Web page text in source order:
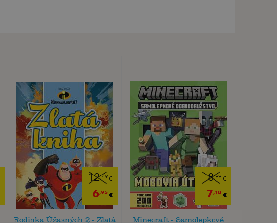
12,49 €
6,95 €
Rodinka Úžasných 2 - Zlatá
8,99 €
7,10€
Minecraft - Samolepkové